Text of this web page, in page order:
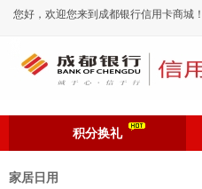
您好，欢迎您来到成都银行信用卡商城！
积分换礼
家居日用